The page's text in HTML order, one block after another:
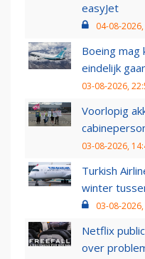
easyJet
04-08-
Boeing mag
eindelijk
03-08-2026,
Voorlopig
03-08-2026,
Turkish
winter
03-08-
Netflix
over